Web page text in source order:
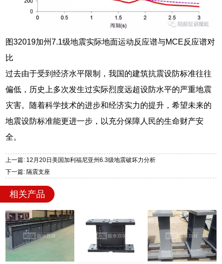
图32019加州7.1级地震实际地面运动反应谱与MCE反应谱对
比
过去由于受到经济水平限制，我国的建筑抗震设防标准往往
偏低，历史上多次发生过实际烈度远超设防水平的严重地震
灾害。随着科学技术的进步和经济实力的提升，希望未来的
地震设防标准能更进一步，以充分保障人民的生命财产安
全。
上一篇: 12月20日美国加利福尼亚州6.3级地震破坏力分析
下一篇: 隔震支座
相关产品